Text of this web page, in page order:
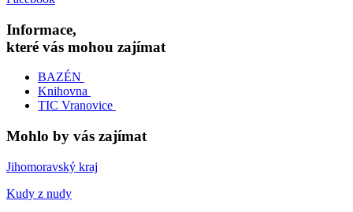
Informace,
které vás mohou zajímat
BAZÉN
Knihovna
TIC Vranovice
Mohlo by vás zajímat
Jihomoravský kraj
Kudy z nudy